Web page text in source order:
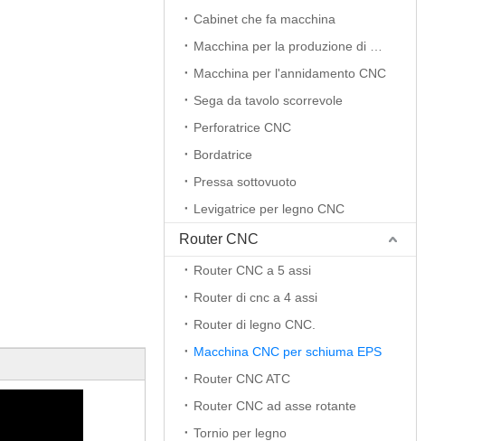
Cabinet che fa macchina
Macchina per l'annidamento CNC
Sega da tavolo scorrevole
Perforatrice CNC
Bordatrice
Pressa sottovuoto
Levigatrice per legno CNC
Router CNC
Router CNC a 5 assi
Router di cnc a 4 assi
Router di legno CNC.
Macchina CNC per schiuma EPS
Router CNC ATC
Router CNC ad asse rotante
Tornio per legno